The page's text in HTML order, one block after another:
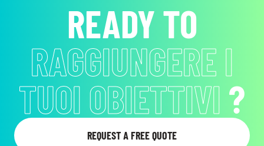
READY TO
RAGGIUNGERE I
TUOI OBIETTIVI ?
REQUEST A FREE QUOTE